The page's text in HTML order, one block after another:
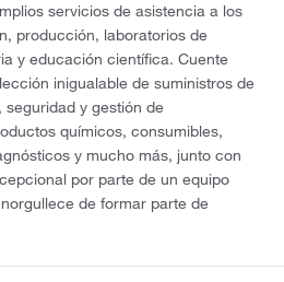
servicios de asistencia a los
producción, laboratorios de
y educación científica. Cuente
inigualable de suministros de
y gestión de
químicos, consumibles,
y mucho más, junto con
por parte de un equipo
de formar parte de